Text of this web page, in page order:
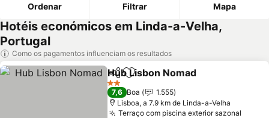
Ordenar Filtrar Mapa
Hotéis económicos em Linda-a-Velha,
Portugal
Como os pagamentos influenciam os resultados
PartilharAdicionar aos favoritos
Hub Lisbon Nomad
2 Estrelas
7,6 Boa
1.555
Lisboa, a 7.9 km de Linda-a-Velha
Terraço com piscina exterior sazonal